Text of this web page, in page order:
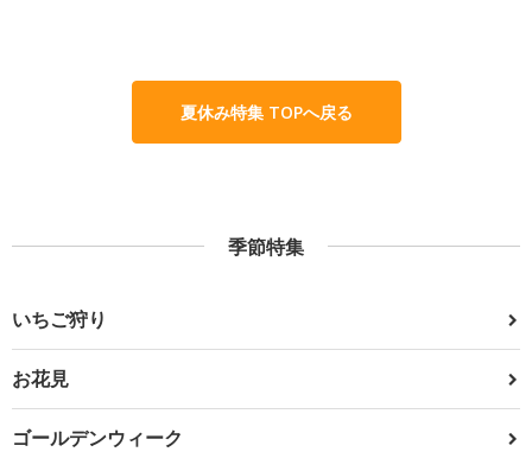
夏休み特集 TOPへ戻る
季節特集
いちご狩り
お花見
ゴールデンウィーク